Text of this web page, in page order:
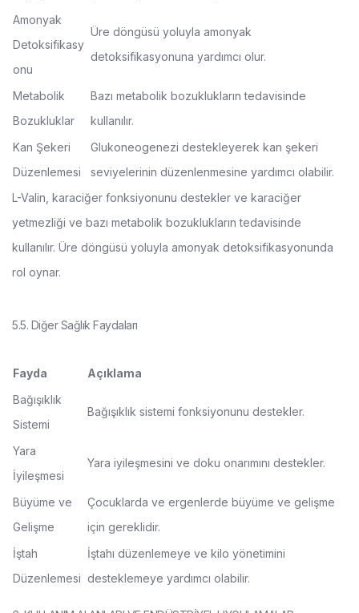
Amonyak
Detoksifikasy
onu
Üre döngüsü yoluyla amonyak
detoksifikasyonuna yardımcı olur.
Metabolik
Bozukluklar
Bazı metabolik bozuklukların tedavisinde
kullanılır.
Kan Şekeri
Düzenlemesi
Glukoneogenezi destekleyerek kan şekeri
seviyelerinin düzenlenmesine yardımcı olabilir.
L-Valin, karaciğer fonksiyonunu destekler ve karaciğer
yetmezliği ve bazı metabolik bozuklukların tedavisinde
kullanılır. Üre döngüsü yoluyla amonyak detoksifikasyonunda
rol oynar.
5.5. Diğer Sağlık Faydaları
Fayda
Açıklama
Bağışıklık
Sistemi
Bağışıklık sistemi fonksiyonunu destekler.
Yara
İyileşmesi
Yara iyileşmesini ve doku onarımını destekler.
Büyüme ve
Gelişme
Çocuklarda ve ergenlerde büyüme ve gelişme
için gereklidir.
İştah
Düzenlemesi
İştahı düzenlemeye ve kilo yönetimini
desteklemeye yardımcı olabilir.